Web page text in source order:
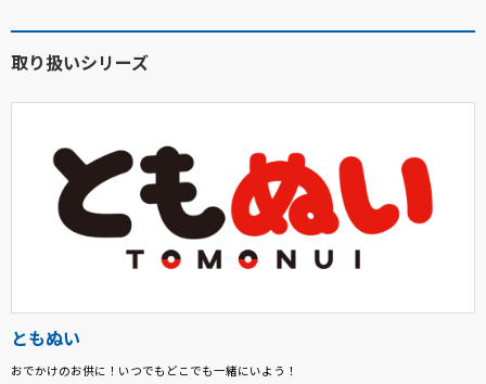
取り扱いシリーズ
ともぬい
おでかけのお供に！いつでもどこでも一緒にいよう！